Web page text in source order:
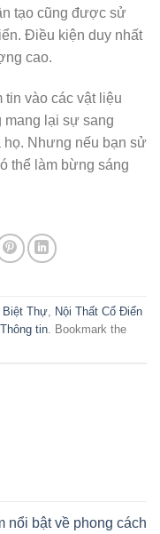
tạo cũng được sử
Điều kiện duy nhất
cao.
vào các vật liệu
mang lại sự sang
họ. Nhưng nếu bạn sử
thể làm bừng sáng
Biệt Thự, Nội Thất Cổ Điển
Thông tin. Bookmark the
nổi bật về phong cách